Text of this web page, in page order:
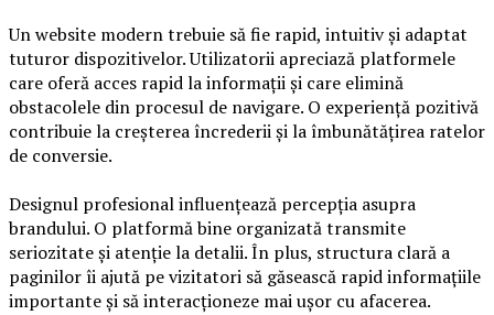
Un website modern trebuie să fie rapid, intuitiv și adaptat
tuturor dispozitivelor. Utilizatorii apreciază platformele
care oferă acces rapid la informații și care elimină
obstacolele din procesul de navigare. O experiență pozitivă
contribuie la creșterea încrederii și la îmbunătățirea ratelor
de conversie.
Designul profesional influențează percepția asupra
brandului. O platformă bine organizată transmite
seriozitate și atenție la detalii. În plus, structura clară a
paginilor îi ajută pe vizitatori să găsească rapid informațiile
importante și să interacționeze mai ușor cu afacerea.